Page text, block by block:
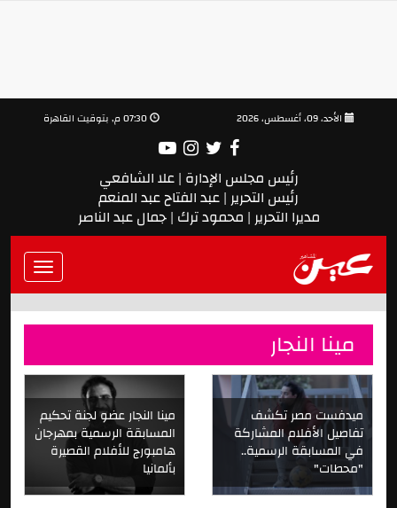
رئيس مجلس الإدارة | علا الشافعي
رئيس التحرير | عبد الفتاح عبد المنعم
مديرا التحرير | محمود ترك | جمال عبد الناصر
Toggle
مينا النجار
مينا النجار عضو لجنة تحكيم
المسابقة الرسمية بمهرجان
هامبورج للأفلام القصيرة
بألمانيا
ميدفست مصر تكشف
تفاصيل الأفلام المشاركة
في المسابقة الرسمية..
"محطات"